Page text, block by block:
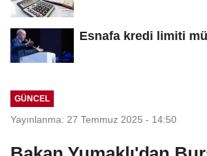
Esnafa kredi limiti
GÜNCEL
Yayınlanma: 27 Temmuz 2025 - 14:50